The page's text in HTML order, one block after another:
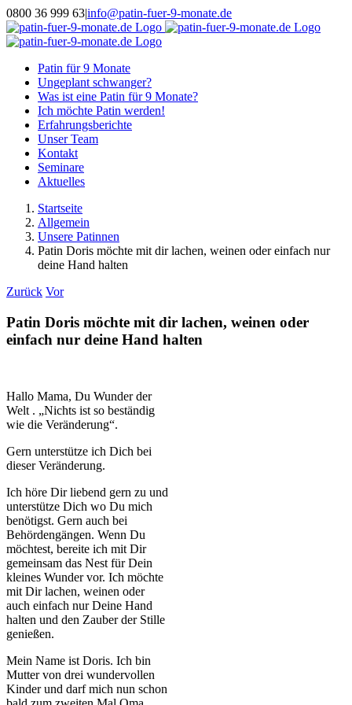
Zum
Inhalt
springen
0800 36 999 63|info@patin-fuer-9-monate.de
Facebook
Instagram
WhatsApp
Patin für 9 Monate
Ungeplant schwanger?
Was ist eine Patin für 9 Monate?
Ich möchte Patin werden!
Erfahrungsberichte
Unser Team
Kontakt
Seminare
Aktuelles
Startseite
Allgemein
Unsere Patinnen
Patin Doris möchte mit dir lachen, weinen oder einfach nur
deine Hand halten
Zurück Vor
Patin Doris möchte mit dir lachen, weinen oder
einfach nur deine Hand halten
Hallo Mama, Du Wunder der
Welt . „Nichts ist so beständig
wie die Veränderung“.
Gern unterstütze ich Dich bei
dieser Veränderung.
Ich höre Dir liebend gern zu und
unterstütze Dich wo Du mich
benötigst. Gern auch bei
Behördengängen. Wenn Du
möchtest, bereite ich mit Dir
gemeinsam das Nest für Dein
kleines Wunder vor. Ich möchte
mit Dir lachen, weinen oder
auch einfach nur Deine Hand
halten und den Zauber der Stille
genießen.
Mein Name ist Doris. Ich bin
Mutter von drei wundervollen
Kinder und darf mich nun schon